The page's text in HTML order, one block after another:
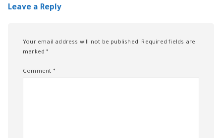
Leave a Reply
Your email address will not be published. Required fields are
marked*
Comment *